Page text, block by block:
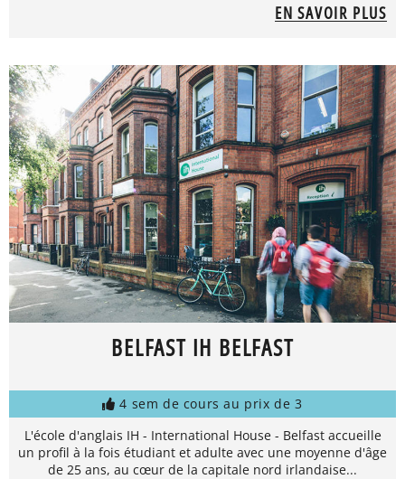
EN SAVOIR PLUS
BELFAST IH BELFAST
4 sem de cours au prix de 3
L'école d'anglais IH - International House - Belfast accueille
un profil à la fois étudiant et adulte avec une moyenne d'âge
de 25 ans, au cœur de la capitale nord irlandaise...